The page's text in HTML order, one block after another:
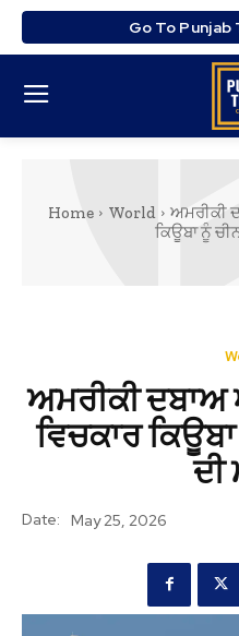
Go To Punjab
Home World
ਅਮਰੀਕੀ
ਕਿਊਬਾ ਨੂੰ
ਅਮਰੀਕੀ
ਵਿਚਕਾਰ
ਦੀ
Date: May 25, 2026